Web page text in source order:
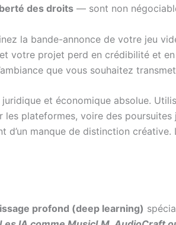
des droits — sont non
la bande-annonce de votre jeu
votre projet perd en crédibilité et
que vous souhaitez
et économique absolue.
les plateformes, voire des
manque de distinction
profond (deep learning)